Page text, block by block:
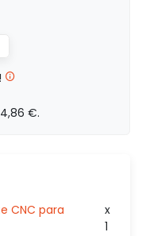
€
€
€.
CNC para
x
1